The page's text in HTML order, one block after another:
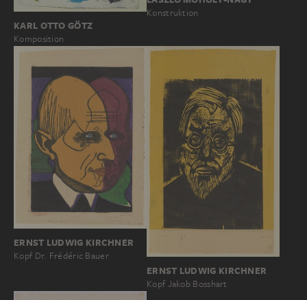
KARL OTTO GÖTZ
Komposition
Konstruktion
ERNST LUDWIG KIRCHNER
Kopf Dr. Frédéric Bauer
ERNST LUDWIG KIRCHNER
Kopf Jakob Bosshart